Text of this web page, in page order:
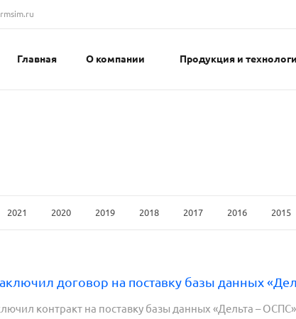
Главная О компании Продукция и
2021 2020 2019 2018 2017 2016 2015
договор на поставку базы данных
контракт на поставку базы данных «Дельта –